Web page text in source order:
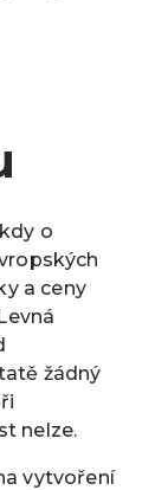
o
a ceny
žádný
nelze.
vytvoření